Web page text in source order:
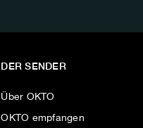
DER SENDER
Über OKTO
OKTO empfangen